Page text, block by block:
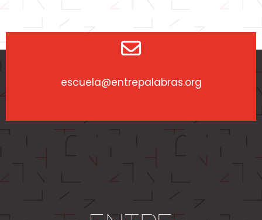
escuela@entrepalabras.org